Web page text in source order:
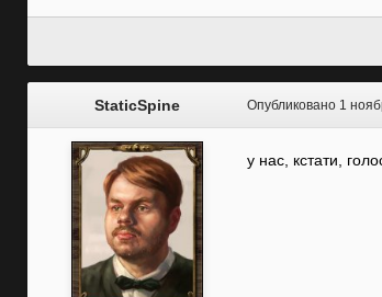
StaticSpine Опубликовано 1
у нас, кстати,